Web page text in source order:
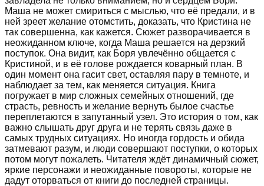
Маша не может смириться с мыслью, что её предали, и в
ней зреет желание отомстить, доказать, что Кристина не
так совершенна, как кажется. Сюжет разворачивается в
неожиданном ключе, когда Маша решается на дерзкий
поступок. Она видит, как Боря увлечённо общается с
Кристиной, и в её голове рождается коварный план. В
один момент она гасит свет, оставляя пару в темноте, и
наблюдает за тем, как меняется ситуация. Книга
погружает в мир сложных семейных отношений, где
страсть, ревность и желание вернуть былое счастье
переплетаются в запутанный узел. Это история о том, как
важно слышать друг друга и не терять связь даже в
самых трудных ситуациях. Но иногда гордость и обида
затмевают разум, и люди совершают поступки, о которых
потом могут пожалеть. Читателя ждёт динамичный сюжет,
яркие персонажи и неожиданные повороты, которые не
дадут оторваться от книги до последней страницы.